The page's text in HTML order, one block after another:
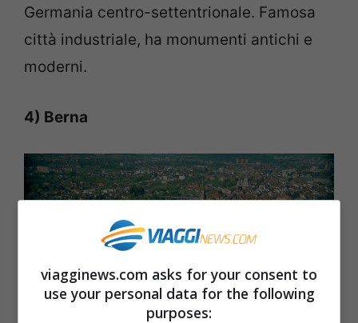
Germania centro-settentrionale. Famosa
città industriale, ha monumenti antichi e
moderni.
4) Berna
viagginews.com asks for your consent to
use your personal data for the following
purposes: